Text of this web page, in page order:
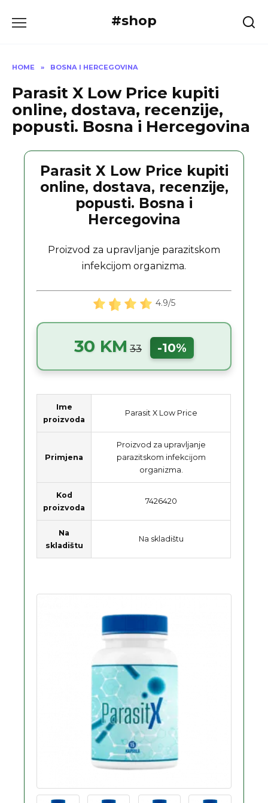
#shop
HOME » BOSNA I HERCEGOVINA
Parasit X Low Price kupiti
online, dostava, recenzije,
popusti. Bosna i Hercegovina
Parasit X Low Price kupiti
online, dostava, recenzije,
popusti. Bosna i
Hercegovina
Proizvod za upravljanje parazitskom
infekcijom organizma.
4.9/5
30 KM 33 -10%
Ime
proizvoda
Parasit X Low Price
Primjena
Proizvod za upravljanje
parazitskom infekcijom
organizma.
Kod
proizvoda
7426420
Na
skladištu
Na skladištu